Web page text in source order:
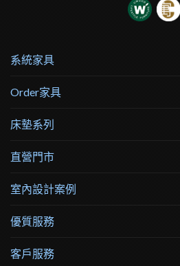
系統家具
Order家具
床墊系列
直營門市
室內設計案例
優質服務
客戶服務